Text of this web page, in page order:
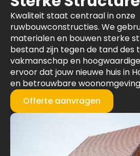
Kwaliteit staat centraal in onze
ruwbouwconstructies. We
materialen en bouwen sterke
bestand zijn tegen de tand des
vakmanschap en
ervoor dat jouw nieuwe huis in
en betrouwbare woonomgeving
Offerte aanvragen